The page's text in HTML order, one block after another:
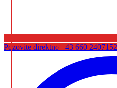
Pozovite direktno +43 660 2407152